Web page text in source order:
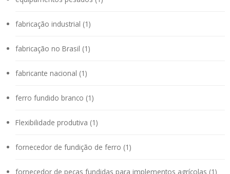
fabricação industrial (1)
fabricação no Brasil (1)
fabricante nacional (1)
ferro fundido branco (1)
Flexibilidade produtiva (1)
fornecedor de fundição de ferro (1)
fornecedor de peças fundidas para implementos agrícolas (1)